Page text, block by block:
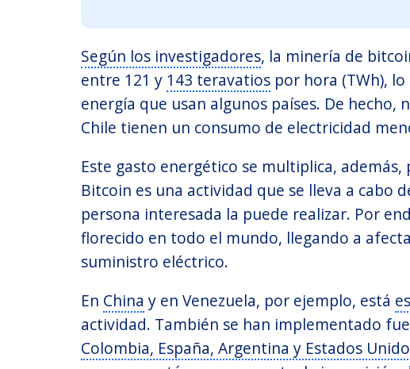
Según los investigadores, la minería de
entre 121 y 143 teravatios por hora (TWh),
energía que usan algunos países. De hecho,
Chile tienen un consumo de electricidad
Este gasto energético se multiplica,
Bitcoin es una actividad que se lleva a cabo
persona interesada la puede realizar. Por
florecido en todo el mundo, llegando a
suministro eléctrico.
En China y en Venezuela, por ejemplo, está
actividad. También se han implementado
Colombia, España, Argentina y Estados